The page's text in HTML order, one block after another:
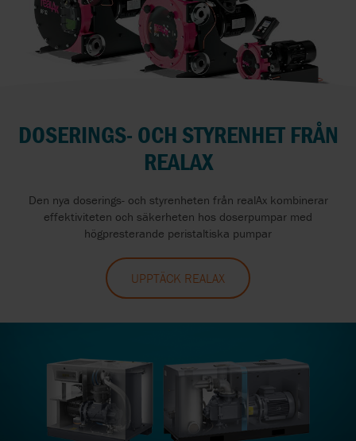
DOSERINGS- OCH STYRENHET FRÅN
REALAX
Den nya doserings- och styrenheten från realAx kombinerar
effektiviteten och säkerheten hos doserpumpar med
högpresterande peristaltiska pumpar
UPPTÄCK REALAX